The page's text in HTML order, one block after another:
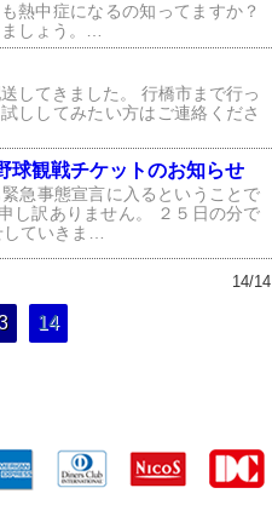
熱中症になるの知ってますか？
ましょう。…
してきました。 行橋市まで行っ
ししてみたい方はご連絡くださ
球観戦チケットのお知らせ
急事態宣言に入るということで
し訳ありません。 ２５日の分で
ていきま…
14/14
14